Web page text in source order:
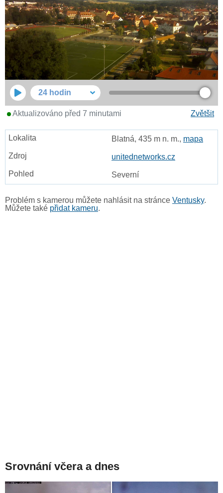
24 hodin
Zvětšit
Aktualizováno před 7 minutami
Blatná, 435 m n. m., mapa
unitednetworks.cz
Severní
Problém s kamerou můžete nahlásit na stránce Ventusky.
Můžete také přidat kameru.
Srovnání včera a dnes